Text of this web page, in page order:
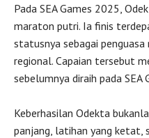
Pada SEA Games 2025,
maraton putri. Ia finis
statusnya sebagai
regional. Capaian tersebut
sebelumnya diraih pada
Keberhasilan Odekta
panjang, latihan yang ketat,